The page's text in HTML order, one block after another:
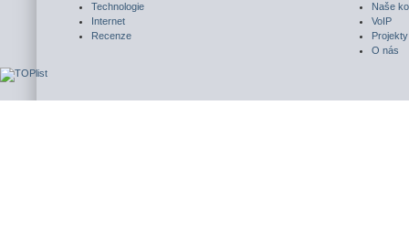
Technologie
Internet
Recenze
Naše
VoIP
Projekty
O nás